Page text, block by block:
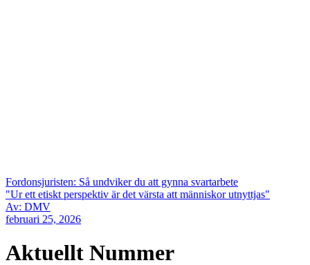
Fordonsjuristen: Så undviker du att gynna svartarbete
"Ur ett etiskt perspektiv är det värsta att människor utnyttjas"
Av: DMV
februari 25, 2026
Aktuellt Nummer